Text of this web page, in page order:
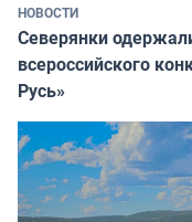
НОВОСТИ
Северянки
всероссийского
Русь»